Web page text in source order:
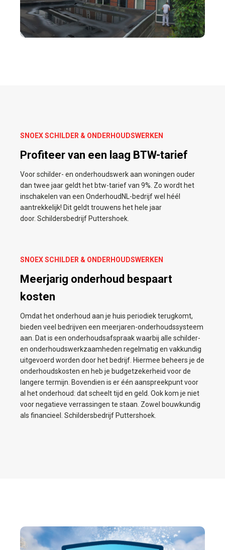
SNOEX SCHILDER & ONDERHOUDSWERKEN
Profiteer van een laag BTW-tarief
Voor schilder- en onderhoudswerk aan woningen ouder
dan twee jaar geldt het btw-tarief van 9%. Zo wordt het
inschakelen van een OnderhoudNL-bedrijf wel héél
aantrekkelijk! Dit geldt trouwens het hele jaar
door. Schildersbedrijf Puttershoek.
SNOEX SCHILDER & ONDERHOUDSWERKEN
Meerjarig onderhoud bespaart
kosten
Omdat het onderhoud aan je huis periodiek terugkomt,
bieden veel bedrijven een meerjaren-onderhoudssysteem
aan. Dat is een onderhoudsafspraak waarbij alle schilder-
en onderhoudswerkzaamheden regelmatig en vakkundig
uitgevoerd worden door het bedrijf. Hiermee beheers je de
onderhoudskosten en heb je budgetzekerheid voor de
langere termijn. Bovendien is er één aanspreekpunt voor
al het onderhoud: dat scheelt tijd en geld. Ook kom je niet
voor negatieve verrassingen te staan. Zowel bouwkundig
als financieel. Schildersbedrijf Puttershoek.